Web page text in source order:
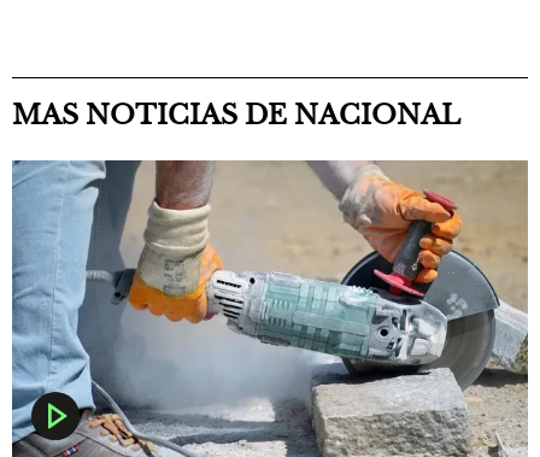
MAS NOTICIAS DE NACIONAL